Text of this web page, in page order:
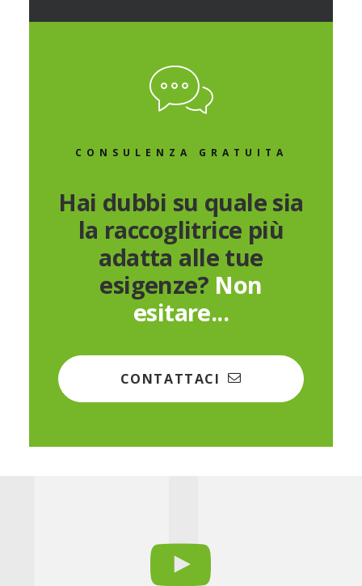
CONSULENZA GRATUITA
Hai dubbi su quale sia
la raccoglitrice più
adatta alle tue
esigenze? Non
esitare...
CONTATTACI